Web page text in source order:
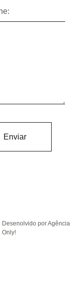
Enviar
Desenolvido por Agência
Only!